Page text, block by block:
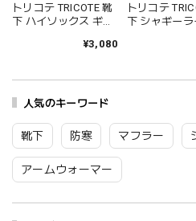
人気のキーワード
靴下 防寒 マフラー
アームウォーマー
トリコテ TRICOTE 靴
下 ハイソックス ギャ
クス レディース おし
ト プレゼント レッド
25cm TR53SO040
Tr002
¥3,080
トリコテ
下 シャギーラ
本製 国産 秋
Tr003